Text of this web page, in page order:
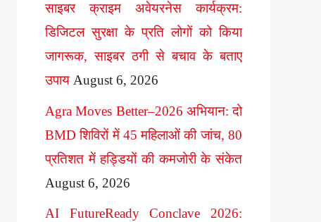
साइबर क्राइम अवेयरनेस कार्यक्रम:
डिजिटल सुरक्षा के प्रति लोगों को किया
जागरूक, साइबर ठगी से बचाव के बताए
उपाय August 6, 2026
Agra Moves Better–2026 अभियान: दो
BMD शिविरों में 45 महिलाओं की जांच, 80
प्रतिशत में हड्डियों की कमजोरी के संकेत
August 6, 2026
AI FutureReady Conclave 2026: